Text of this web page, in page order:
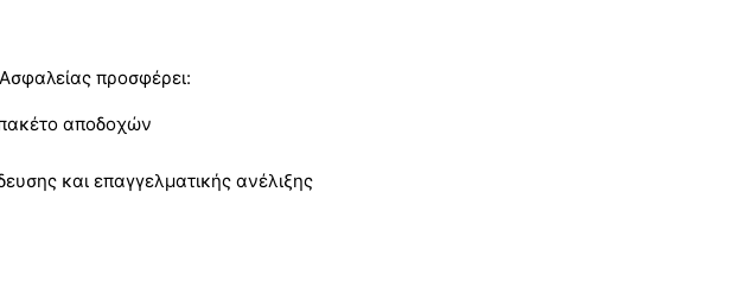
προσφέρει:
αποδοχών
και επαγγελματικής ανέλιξης